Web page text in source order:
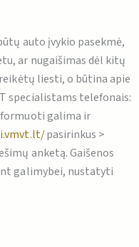
auto įvykio pasekmė,
ar nugaišimas dėl kitų
liesti, o būtina apie
specialistams telefonais:
galima ir
pasirinkus >
anketą. Gaišenos
galimybei, nustatyti